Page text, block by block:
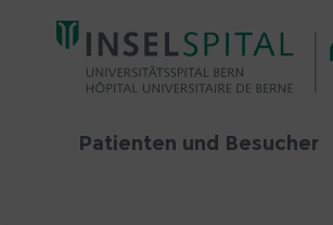
Patienten und Besucher